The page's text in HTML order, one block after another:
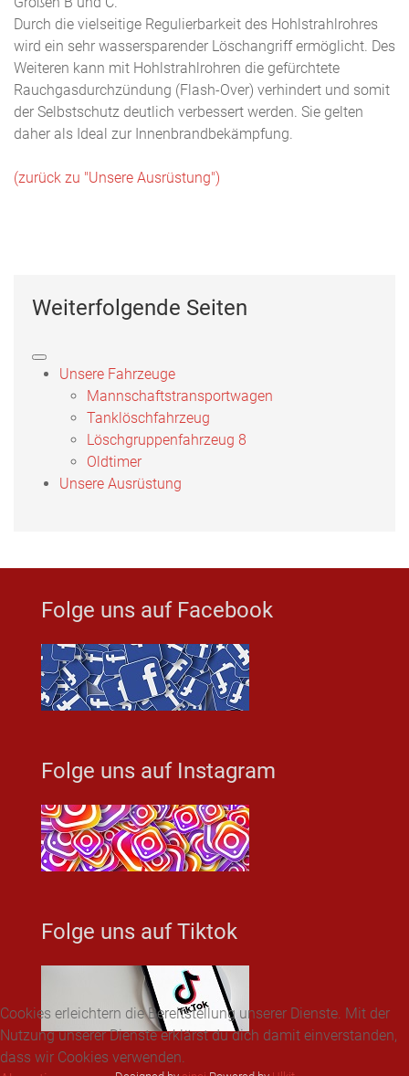
Durch die vielseitige Regulierbarkeit des Hohlstrahlrohres
wird ein sehr wassersparender Löschangriff ermöglicht. Des
Weiteren kann mit Hohlstrahlrohren die gefürchtete
Rauchgasdurchzündung (Flash-Over) verhindert und somit
der Selbstschutz deutlich verbessert werden. Sie gelten
daher als Ideal zur Innenbrandbekämpfung.
(zurück zu "Unsere Ausrüstung")
Weiterfolgende Seiten
Unsere Fahrzeuge
Mannschaftstransportwagen
Tanklöschfahrzeug
Löschgruppenfahrzeug 8
Oldtimer
Unsere Ausrüstung
Folge uns auf Facebook
Folge uns auf Instagram
Folge uns auf Tiktok
Cookies erleichtern die Bereitstellung unserer Dienste. Mit der
Nutzung unserer Dienste erklärst du dich damit einverstanden,
dass wir Cookies verwenden.